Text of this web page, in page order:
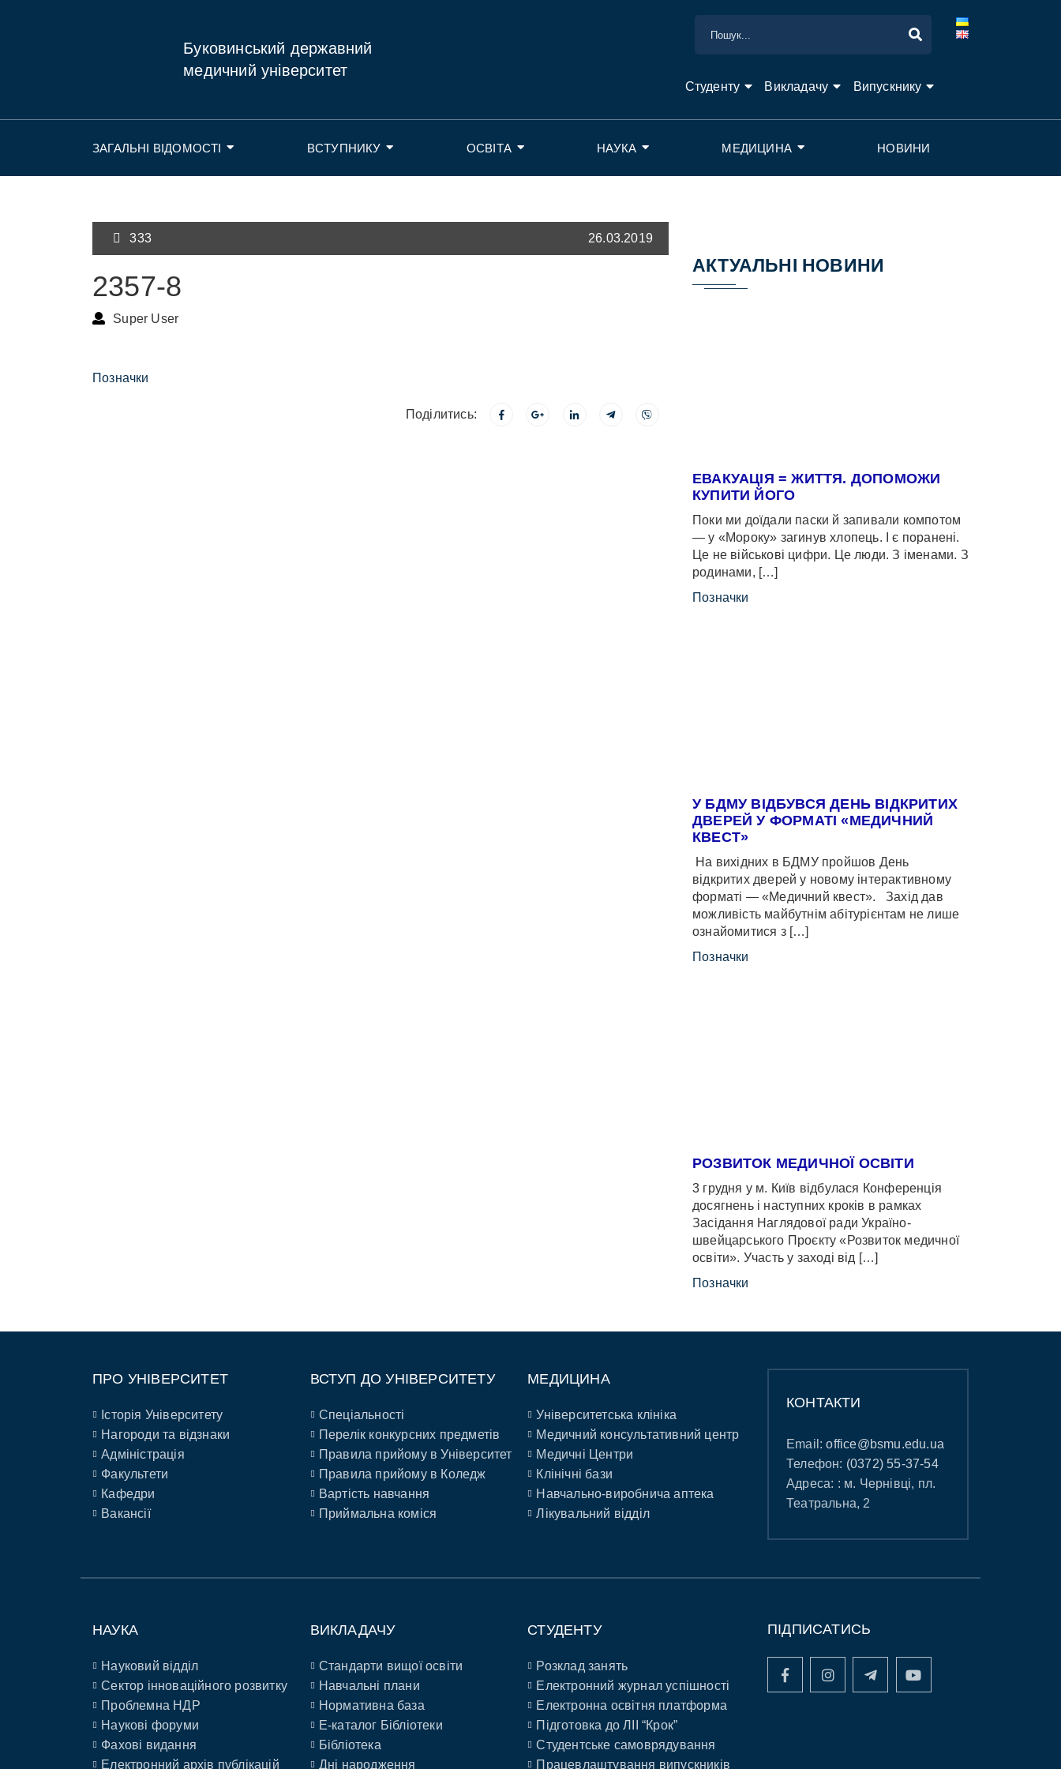
Буковинський державний
медичний університет
Студенту Викладачу Випускнику
ЗАГАЛЬНІ ВІДОМОСТІ ВСТУПНИКУ ОСВІТА НАУКА МЕДИЦИНА НОВИНИ
333 26.03.2019
2357-8
Super User
Позначки
Поділитись:
АКТУАЛЬНІ НОВИНИ
ЕВАКУАЦІЯ = ЖИТТЯ. ДОПОМОЖИ
КУПИТИ ЙОГО
Поки ми доїдали паски й запивали компотом
— у «Мороку» загинув хлопець. І є поранені.
Це не військові цифри. Це люди. З іменами. З
родинами, […]
Позначки
У БДМУ ВІДБУВСЯ ДЕНЬ ВІДКРИТИХ
ДВЕРЕЙ У ФОРМАТІ «МЕДИЧНИЙ
КВЕСТ»
На вихідних в БДМУ пройшов День
відкритих дверей у новому інтерактивному
форматі — «Медичний квест». Захід дав
можливість майбутнім абітурієнтам не лише
ознайомитися з […]
Позначки
РОЗВИТОК МЕДИЧНОЇ ОСВІТИ
3 грудня у м. Київ відбулася Конференція
досягнень і наступних кроків в рамках
Засідання Наглядової ради Україно-
швейцарського Проєкту «Розвиток медичної
освіти». Участь у заході від […]
Позначки
ПРО УНІВЕРСИТЕТ
Історія Університету
Нагороди та відзнаки
Адміністрація
Факультети
Кафедри
Вакансії
ВСТУП ДО УНІВЕРСИТЕТУ
Спеціальності
Перелік конкурсних предметів
Правила прийому в Університет
Правила прийому в Коледж
Вартість навчання
Приймальна коміся
МЕДИЦИНА
Університетська клініка
Медичний консультативний центр
Медичні Центри
Клінічні бази
Навчально-виробнича аптека
Лікувальний відділ
КОНТАКТИ
Email:office@bsmu.edu.ua
Телефон: (0372) 55-37-54
Адреса: : м. Чернівці, пл.
Театральна, 2
НАУКА
Науковий відділ
Сектор інноваційного розвитку
Проблемна НДР
Наукові форуми
Фахові видання
Електронний архів публікацій
ВИКЛАДАЧУ
Стандарти вищої освіти
Навчальні плани
Нормативна база
E-каталог Бібліотеки
Бібліотека
Дні народження
СТУДЕНТУ
Розклад занять
Електронний журнал успішності
Електронна освітня платформа
Підготовка до ЛІІ “Крок”
Студентське самоврядування
Працевлаштування випускників
ПІДПИСАТИСЬ